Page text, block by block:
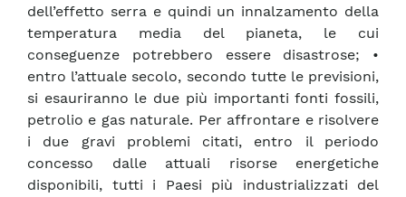
dell’effetto serra e quindi un innalzamento della
temperatura media del pianeta, le cui
conseguenze potrebbero essere disastrose; •
entro l’attuale secolo, secondo tutte le previsioni,
si esauriranno le due più importanti fonti fossili,
petrolio e gas naturale. Per affrontare e risolvere
i due gravi problemi citati, entro il periodo
concesso dalle attuali risorse energetiche
disponibili, tutti i Paesi più industrializzati del